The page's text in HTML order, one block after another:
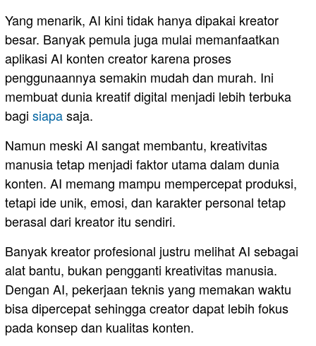
Yang menarik, AI kini tidak hanya dipakai kreator
besar. Banyak pemula juga mulai memanfaatkan
aplikasi AI konten creator karena proses
penggunaannya semakin mudah dan murah. Ini
membuat dunia kreatif digital menjadi lebih terbuka
bagi siapasaja.
Namun meski AI sangat membantu, kreativitas
manusia tetap menjadi faktor utama dalam dunia
konten. AI memang mampu mempercepat produksi,
tetapi ide unik, emosi, dan karakter personal tetap
berasal dari kreator itu sendiri.
Banyak kreator profesional justru melihat AI sebagai
alat bantu, bukan pengganti kreativitas manusia.
Dengan AI, pekerjaan teknis yang memakan waktu
bisa dipercepat sehingga creator dapat lebih fokus
pada konsep dan kualitas konten.